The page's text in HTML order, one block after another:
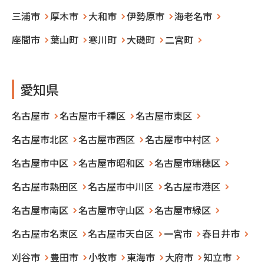
三浦市
厚木市 大和市 伊勢原市
海老名市
座間市
葉山町 寒川町 大磯町 二宮町
愛知県
名古屋市 名古屋市千種区
名古屋市東区
名古屋市北区
名古屋市西区
名古屋市中村区
名古屋市中区
名古屋市昭和区
名古屋市瑞穂区
名古屋市熱田区
名古屋市中川区
名古屋市港区
名古屋市南区
名古屋市守山区
名古屋市緑区
名古屋市名東区
名古屋市天白区 一宮市
春日井市
刈谷市
豊田市 小牧市 東海市 大府市
知立市